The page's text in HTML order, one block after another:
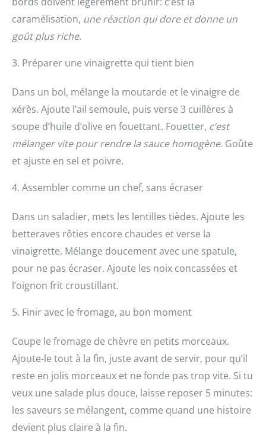
caramélisation, une réaction qui dore et donne un
goût plus riche.
3. Préparer une vinaigrette qui tient bien
Dans un bol, mélange la moutarde et le vinaigre de
xérès. Ajoute l’ail semoule, puis verse 3 cuillères à
soupe d’huile d’olive en fouettant. Fouetter, c’est
mélanger vite pour rendre la sauce homogène. Goûte
et ajuste en sel et poivre.
4. Assembler comme un chef, sans écraser
Dans un saladier, mets les lentilles tièdes. Ajoute les
betteraves rôties encore chaudes et verse la
vinaigrette. Mélange doucement avec une spatule,
pour ne pas écraser. Ajoute les noix concassées et
l’oignon frit croustillant.
5. Finir avec le fromage, au bon moment
Coupe le fromage de chèvre en petits morceaux.
Ajoute-le tout à la fin, juste avant de servir, pour qu’il
reste en jolis morceaux et ne fonde pas trop vite. Si tu
veux une salade plus douce, laisse reposer 5 minutes:
les saveurs se mélangent, comme quand une histoire
devient plus claire à la fin.